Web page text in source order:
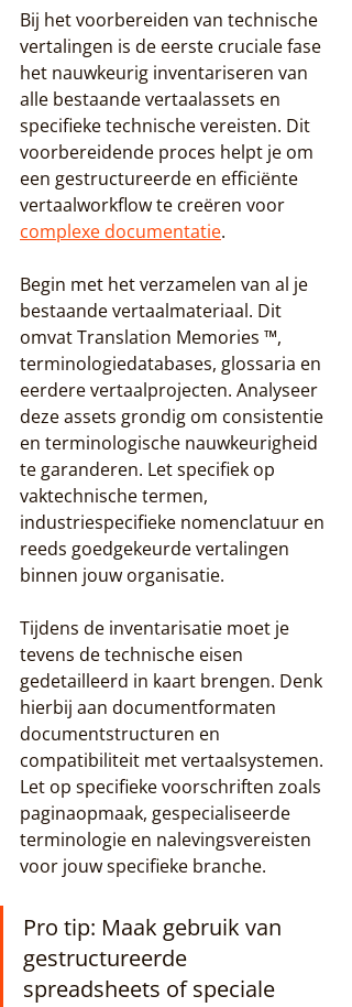
Bij het voorbereiden van technische
vertalingen is de eerste cruciale fase
het nauwkeurig inventariseren van
alle bestaande vertaalassets en
specifieke technische vereisten. Dit
voorbereidende proces helpt je om
een gestructureerde en efficiënte
vertaalworkflow te creëren voor
complexe documentatie.
Begin met het verzamelen van al je
bestaande vertaalmateriaal. Dit
omvat Translation Memories ™,
terminologiedatabases, glossaria en
eerdere vertaalprojecten. Analyseer
deze assets grondig om consistentie
en terminologische nauwkeurigheid
te garanderen. Let specifiek op
vaktechnische termen,
industriespecifieke nomenclatuur en
reeds goedgekeurde vertalingen
binnen jouw organisatie.
Tijdens de inventarisatie moet je
tevens de technische eisen
gedetailleerd in kaart brengen. Denk
hierbij aan documentformaten
documentstructuren en
compatibiliteit met vertaalsystemen.
Let op specifieke voorschriften zoals
paginaopmaak, gespecialiseerde
terminologie en nalevingsvereisten
voor jouw specifieke branche.
Pro tip: Maak gebruik van
gestructureerde
spreadsheets of speciale